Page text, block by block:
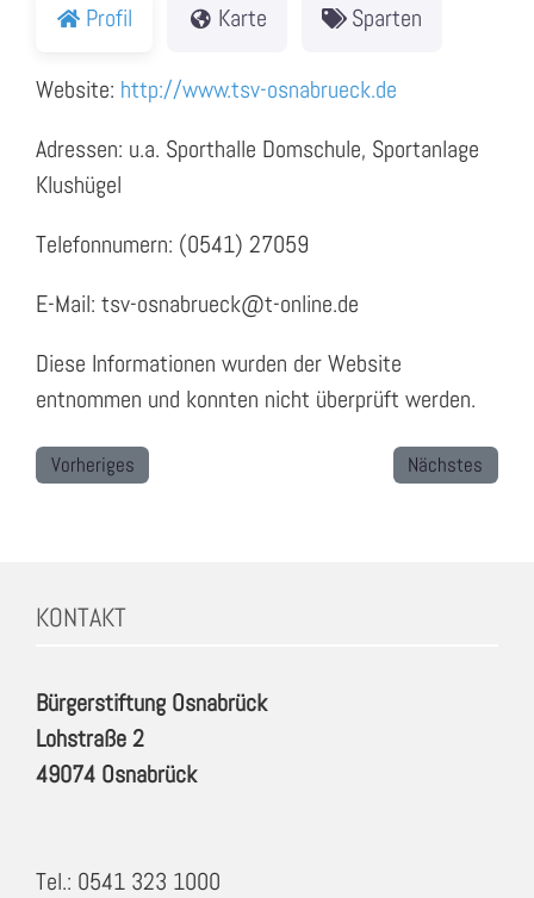
Profil Karte Sparten
Website: http://www.tsv-osnabrueck.de
Adressen: u.a. Sporthalle Domschule, Sportanlage
Klushügel
Telefonnumern: (0541) 27059
E-Mail: tsv-osnabrueck@t-online.de
Diese Informationen wurden der Website
entnommen und konnten nicht überprüft werden.
Vorheriges Nächstes
KONTAKT
Bürgerstiftung Osnabrück
Lohstraße 2
49074 Osnabrück
Tel.: 0541 323 1000